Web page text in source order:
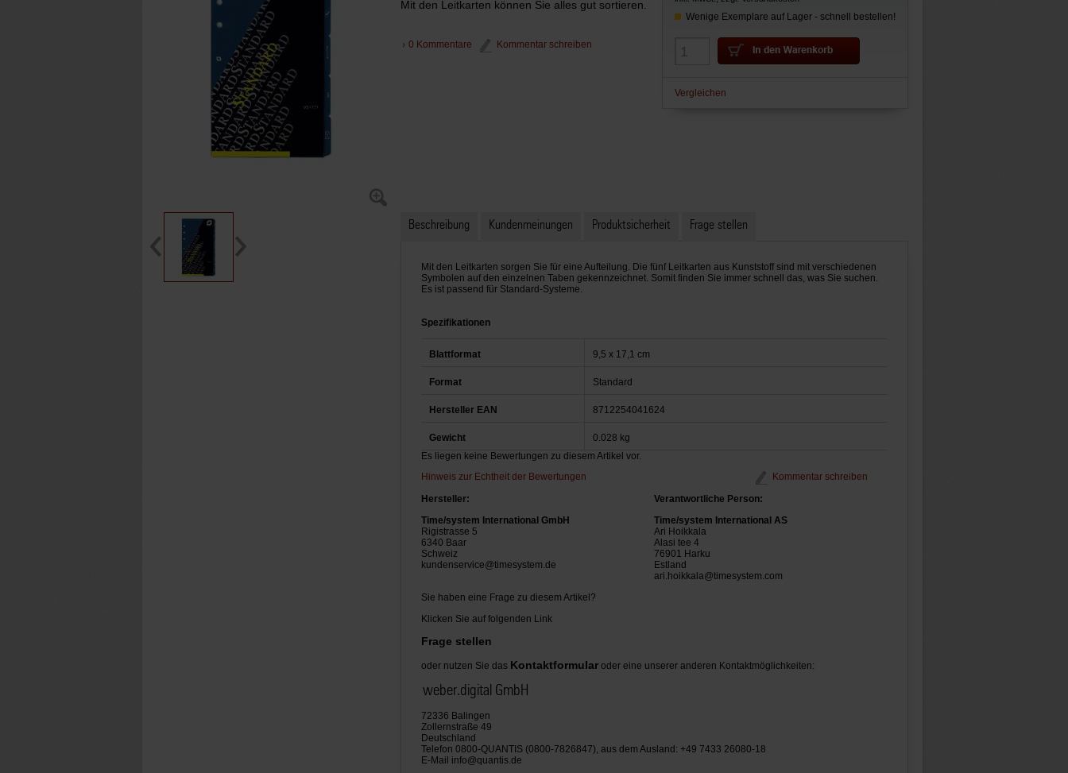
Mit den Leitkarten können Sie alles gut sortieren.
0 Kommentare Kommentar schreiben
Wenige Exemplare auf Lager - schnell bestellen!
Vergleichen
Beschreibung Kundenmeinungen Produktsicherheit Frage stellen
Mit den Leitkarten sorgen Sie für eine Aufteilung. Die fünf Leitkarten aus Kunststoff sind mit verschiedenen
Symbolen auf den einzelnen Taben gekennzeichnet. Somit finden Sie immer schnell das, was Sie suchen.
Es ist passend für Standard-Systeme.
Spezifikationen
Blattformat 9,5 x 17,1 cm
Format Standard
Hersteller EAN 8712254041624
Gewicht 0.028 kg
Hinweis zur Echtheit der Bewertungen Kommentar schreiben
Es liegen keine Bewertungen zu diesem Artikel vor.
Hersteller:
Time/system International GmbH
Rigistrasse 5
6340 Baar
Schweiz
kundenservice@timesystem.de
Verantwortliche Person:
Time/system International AS
Ari Hoikkala
Alasi tee 4
76901 Harku
Estland
ari.hoikkala@timesystem.com
Sie haben eine Frage zu diesem Artikel?
Klicken Sie auf folgenden Link
Frage stellen
oder nutzen Sie das Kontaktformularoder eine unserer anderen Kontaktmöglichkeiten:
weber.digital GmbH
72336 Balingen
Zollernstraße 49
Deutschland
Telefon 0800-QUANTIS (0800-7826847), aus dem Ausland: +49 7433 26080-18
E-Mail info@quantis.de